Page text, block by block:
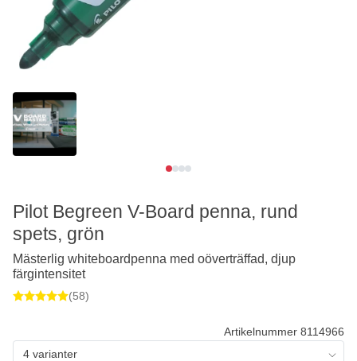
Artikelnummer 8114966
4 varianter
Pilot Begreen V-Board penna, rund
spets, grön
Mästerlig whiteboardpenna med oöverträffad, djup
färgintensitet
(58)